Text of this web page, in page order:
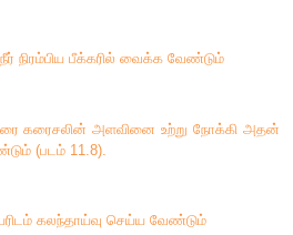
உதவியால் ஒரு குழியினை